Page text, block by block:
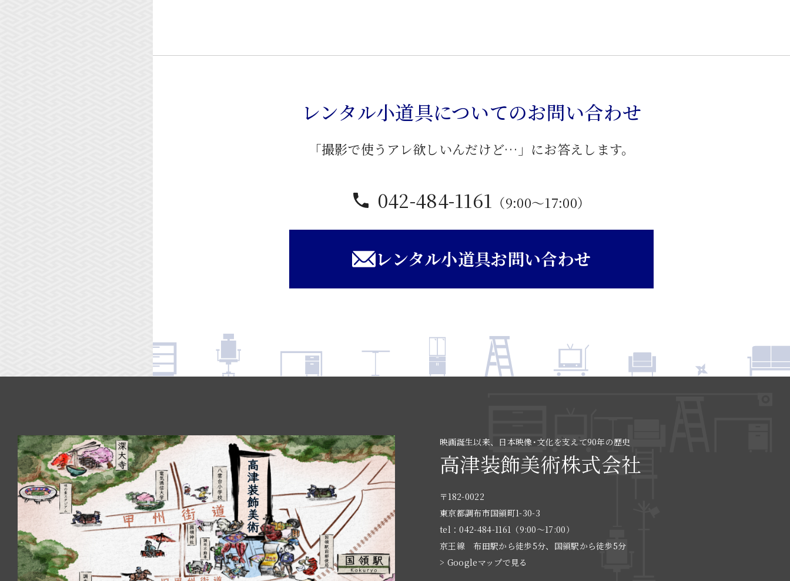
子
個
レンタル小道具についてのお問い合わせ
「撮影で使うアレ欲しいんだけど…」にお答えします。
042-484-1161 （9:00〜17:00）
レンタル小道具お問い合わせ
映画誕生以来、日本映像･文化を支えて90年の歴史
高津装飾美術株式会社
〒182-0022
東京都調布市国領町1-30-3
tel：042-484-1161（9:00〜17:00）
京王線 布田駅から徒歩5分、国領駅から徒歩5分
> Googleマップで見る